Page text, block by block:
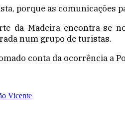
porque as comunicações
da Madeira encontra-se
num grupo de turistas.
conta da ocorrência a
Vicente